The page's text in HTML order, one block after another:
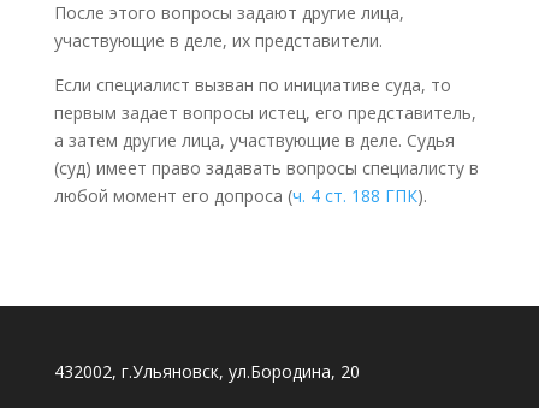
После этого вопросы задают другие лица,
участвующие в деле, их представители.
Если специалист вызван по инициативе суда, то
первым задает вопросы истец, его представитель,
а затем другие лица, участвующие в деле. Судья
(суд) имеет право задавать вопросы специалисту в
любой момент его допроса (ч. 4 ст. 188 ГПК).
432002, г.Ульяновск, ул.Бородина, 20